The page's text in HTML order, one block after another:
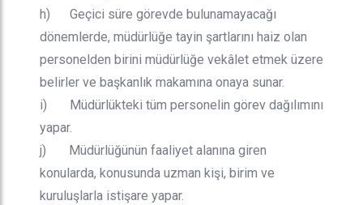
h) Geçici süre görevde bulunamayacağı
dönemlerde, müdürlüğe tayin şartlarını haiz olan
personelden birini müdürlüğe vekâlet etmek üzere
belirler ve başkanlık makamına onaya sunar.
i) Müdürlükteki tüm personelin görev dağılımını
yapar.
j) Müdürlüğünün faaliyet alanına giren
konularda, konusunda uzman kişi, birim ve
kuruluşlarla istişare yapar.